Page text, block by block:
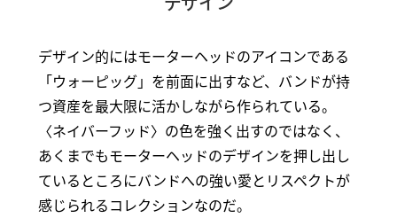
デザイン的にはモーターヘッドのアイコンである
「ウォーピッグ」を前面に出すなど、バンドが持
つ資産を最大限に活かしながら作られている。
〈ネイバーフッド〉の色を強く出すのではなく、
あくまでもモーターヘッドのデザインを押し出し
ているところにバンドへの強い愛とリスペクトが
感じられるコレクションなのだ。